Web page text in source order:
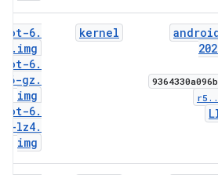
r5 . .
kernel
6.
. img
6.
6-gz .
img
6.
6-lz4.
img